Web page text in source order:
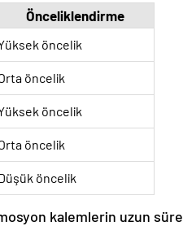
Önceliklendirme
öncelik
öncelik
öncelik
öncelik
öncelik
kalemlerin uzun süre